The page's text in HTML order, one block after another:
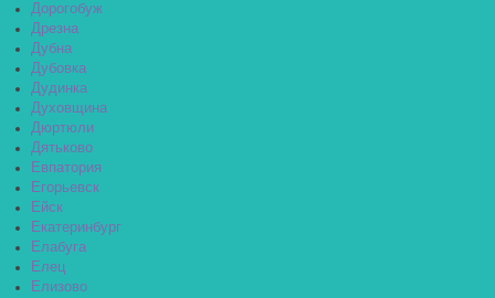
Дорогобуж
Дрезна
Дубна
Дубовка
Дудинка
Духовщина
Дюртюли
Дятьково
Евпатория
Егорьевск
Ейск
Екатеринбург
Елабуга
Елец
Елизово